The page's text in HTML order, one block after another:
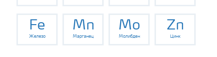
Fe
Железо
Mn
Марганец
Mo
Молибден
Zn
Цинк